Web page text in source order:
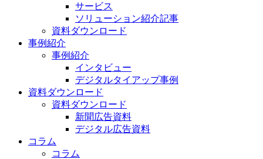
サービス
ソリューション紹介記事
資料ダウンロード
事例紹介
事例紹介
インタビュー
デジタルタイアップ事例
資料ダウンロード
資料ダウンロード
新聞広告資料
デジタル広告資料
コラム
コラム